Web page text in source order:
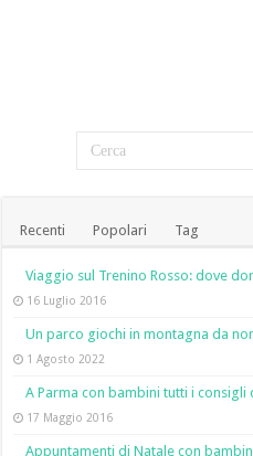
Recenti Popolari Tag
Viaggio sul Trenino Rosso: dove
16 Luglio 2016
Un parco giochi in montagna da
1 Agosto 2022
A Parma con bambini tutti i consigli
17 Maggio 2016
Appuntamenti di Natale con